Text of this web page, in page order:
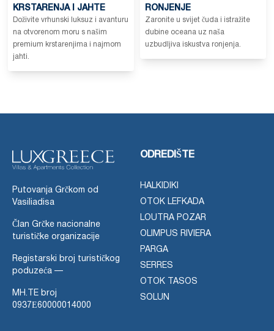
KRSTARENJA I JAHTE
Doživite vrhunski luksuz i avanturu
na otvorenom moru s našim
premium krstarenjima i najmom
jahti.
RONJENJE
Zaronite u svijet čuda i istražite
dubine oceana uz naša
uzbudljiva iskustva ronjenja.
Putovanja Grčkom od
Vasiliadisa
Član Grčke nacionalne
turističke organizacije
Registarski broj turističkog
poduzeća —
MH.TE broj
0937Ε60000014000
ODREDIŠTE
HALKIDIKI
OTOK LEFKADA
LOUTRA POZAR
OLIMPUS RIVIERA
PARGA
SERRES
OTOK TASOS
SOLUN